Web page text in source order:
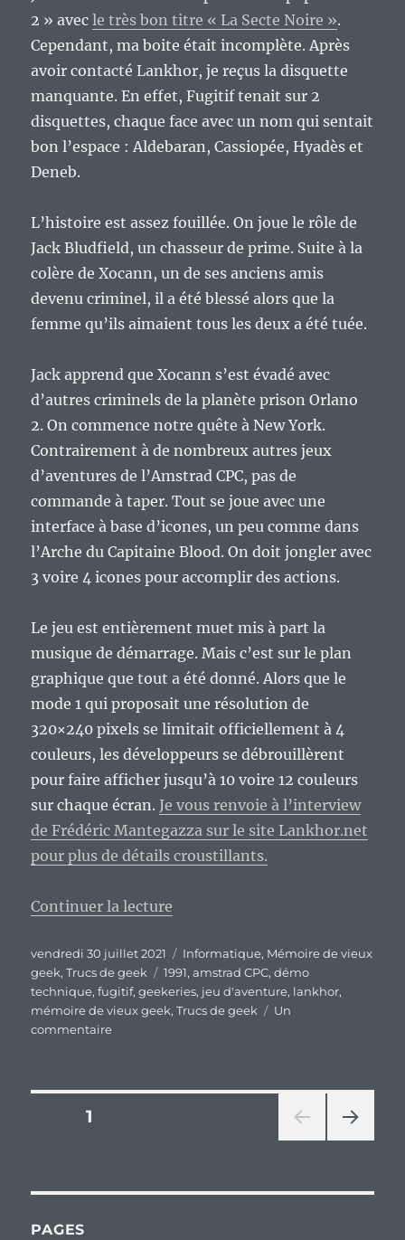
2 » avecle très bon titre « La Secte Noire ».
Cependant, ma boite était incomplète. Après
avoir contacté Lankhor, je reçus la disquette
manquante. En effet, Fugitif tenait sur 2
disquettes, chaque face avec un nom qui sentait
bon l’espace : Aldebaran, Cassiopée, Hyadès et
Deneb.
L’histoire est assez fouillée. On joue le rôle de
Jack Bludfield, un chasseur de prime. Suite à la
colère de Xocann, un de ses anciens amis
devenu criminel, il a été blessé alors que la
femme qu’ils aimaient tous les deux a été tuée.
Jack apprend que Xocann s’est évadé avec
d’autres criminels de la planète prison Orlano
2. On commence notre quête à New York.
Contrairement à de nombreux autres jeux
d’aventures de l’Amstrad CPC, pas de
commande à taper. Tout se joue avec une
interface à base d’icones, un peu comme dans
l’Arche du Capitaine Blood. On doit jongler avec
3 voire 4 icones pour accomplir des actions.
Le jeu est entièrement muet mis à part la
musique de démarrage. Mais c’est sur le plan
graphique que tout a été donné. Alors que le
mode 1 qui proposait une résolution de
320×240 pixels se limitait officiellement à 4
couleurs, les développeurs se débrouillèrent
pour faire afficher jusqu’à 10 voire 12 couleurs
sur chaque écran. Je vous renvoie à l’interview
de Frédéric Mantegazza sur le site Lankhor.net
pour plus de détails croustillants.
Continuer la lecture
Publié
le
vendredi 30 juillet 2021 Catégories
Informatique, Mémoire de vieux
geek,Trucs de geek Étiquettes
1991,amstrad CPC,démo
technique,fugitif,geekeries, jeu d'aventure, lankhor,
mémoire de vieux geek,Trucs de geek
Un
commentairesur
d’aventure
Pagination
publications
PAGE1
ANT
PAGES